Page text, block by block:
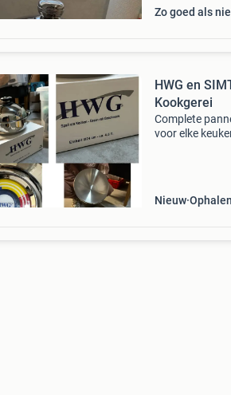
Zo goed als
HWG en
Kookgerei
Complete
voor elke
Nieuw